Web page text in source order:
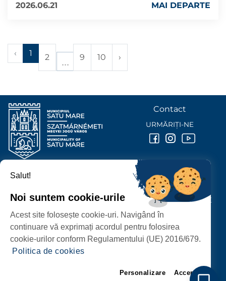
2026.06.21
MAI DEPARTE
‹ 1 2 9 10 ›
PROTECȚIA DATELOR PERSONALE
PRIMĂRIA MUNICIPIULUI
P-ȚA 25 OCTOMBRIE, NR. 1 CORP M, 440026 SATU MARE
Contact
URMĂRIȚI-NE
Salut!
Noi suntem cookie-urile
Acest site folosește cookie-uri. Navigând în
continuare vă exprimați acordul pentru folosirea
cookie-urilor conform Regulamentului (UE) 2016/679.
Politica de cookies
Personalizare Accept